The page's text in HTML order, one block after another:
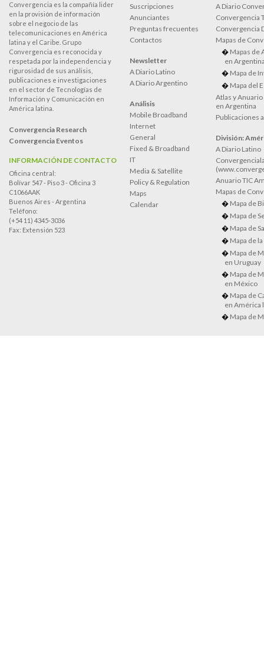
Convergencia es la compañía lider
en la provisión de información
sobre el negocio de las
telecomunicaciones en América
latina y el Caribe. Grupo
Convergencia es reconocida y
respetada por la independencia y
rigurosidad de sus análisis,
publicaciones e investigaciones
en el sector de Tecnologías de
Información y Comunicación en
América latina.
Convergencia Research
Convergencia Eventos
INFORMACIÓN DE CONTACTO
Oficina central:
Bolívar 547 - Piso 3 - Oficina 3
C1066AAK
Buenos Aires - Argentina
Teléfono:
(+54 11) 4345-3036
Fax: Extensión 523
Suscripciones
Anunciantes
Preguntas frecuentes
Contactos
Newsletter
A Diario Latino
A Diario Argentino
Análisis
Mobile Broadband
Internet
General
Fixed & Broadband
IT
Media & Satellite
Policy & Regulation
Maps
Calendar
A Diario
Convergencia
Convergencia
Mapas de
Mapas de
en
Mapa de
Mapa del
Atlas y
en Argentina
Publicaciones
División:
A Diario Latino
Anuario TIC
Mapas de
Mapa de
Mapa de
Mapa de
Mapa de
Mapa de
en Uruguay
Mapa de
en México
Mapa de
en América
Mapa de